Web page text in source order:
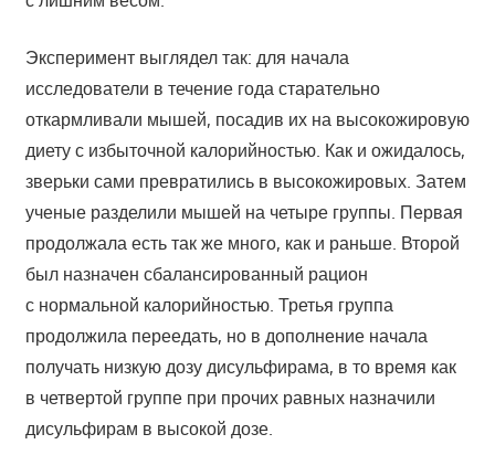
Эксперимент выглядел так: для начала
исследователи в течение года старательно
откармливали мышей, посадив их на высокожировую
диету с избыточной калорийностью. Как и ожидалось,
зверьки сами превратились в высокожировых. Затем
ученые разделили мышей на четыре группы. Первая
продолжала есть так же много, как и раньше. Второй
был назначен сбалансированный рацион
с нормальной калорийностью. Третья группа
продолжила переедать, но в дополнение начала
получать низкую дозу дисульфирама, в то время как
в четвертой группе при прочих равных назначили
дисульфирам в высокой дозе.